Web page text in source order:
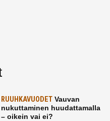
RUUHKAVUODETVauvan
nukuttaminen huudattamalla
– oikein vai ei?